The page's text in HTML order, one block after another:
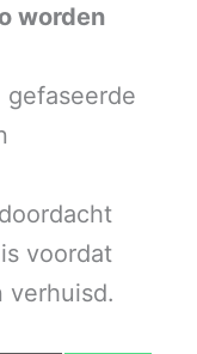
worden
voordat
verhuisd.